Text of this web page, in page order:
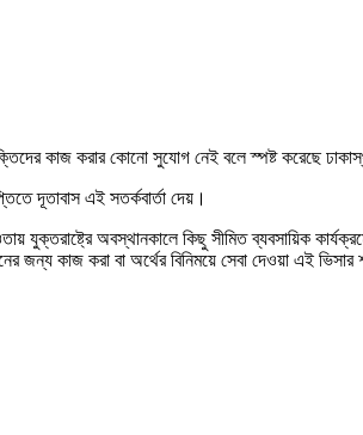
কাজ করার কোনো সুযোগ নেই বলে স্পষ্ট করেছে
দূতাবাস এই সতর্কবার্তা দেয়।
যুক্তরাষ্ট্রে অবস্থানকালে কিছু সীমিত ব্যবসায়িক
জন্য কাজ করা বা অর্থের বিনিময়ে সেবা দেওয়া এই ভিসার